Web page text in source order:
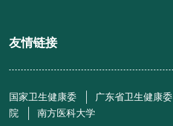
友情链接
国家卫生健康委 广东省卫生健康委
院
南方医科大学